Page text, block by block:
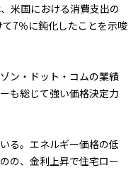
米国における消費支出の
7％に鈍化したことを示唆
ン・ドット・コムの業績
も総じて強い価格決定力
る。エネルギー価格の低
の、金利上昇で住宅ロー